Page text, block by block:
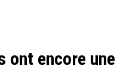
ont encore